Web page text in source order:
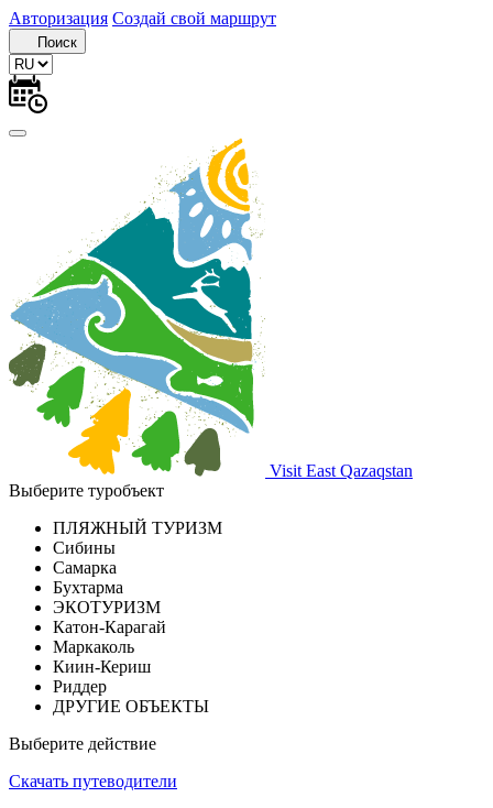
Авторизация Создай свой маршрут
Поиск
Visit East Qazaqstan
Выберите туробъект
ПЛЯЖНЫЙ ТУРИЗМ
Сибины
Самарка
Бухтарма
ЭКОТУРИЗМ
Катон-Карагай
Маркаколь
Киин-Кериш
Риддер
ДРУГИЕ ОБЪЕКТЫ
Выберите действие
Скачать путеводители